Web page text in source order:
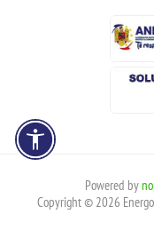
Powered by
Copyright © 2026